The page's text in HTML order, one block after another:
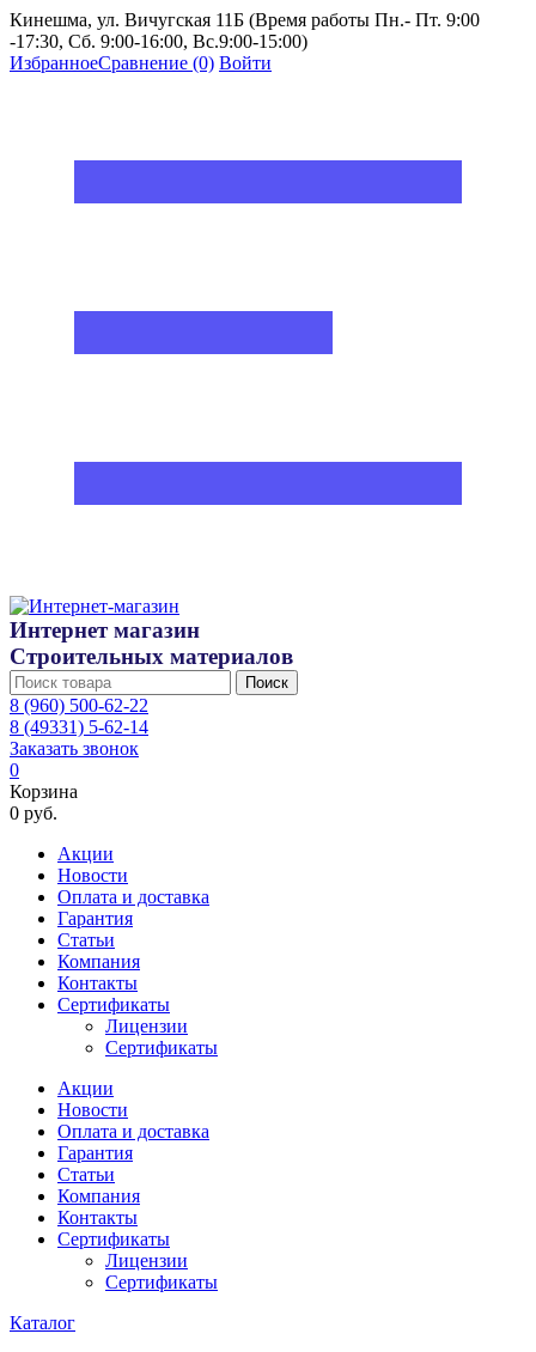
Кинешма, ул. Вичугская 11Б (Время работы Пн.- Пт. 9:00
-17:30, Сб. 9:00-16:00, Вс.9:00-15:00)
ИзбранноеСравнение (0) Войти
Интернет магазин
Строительных материалов
Поиск
8 (960) 500-62-22
8 (49331) 5-62-14
Заказать звонок
0
Корзина
0 руб.
Акции
Новости
Оплата и доставка
Гарантия
Статьи
Компания
Контакты
Сертификаты
Лицензии
Сертификаты
Акции
Новости
Оплата и доставка
Гарантия
Статьи
Компания
Контакты
Сертификаты
Лицензии
Сертификаты
Каталог